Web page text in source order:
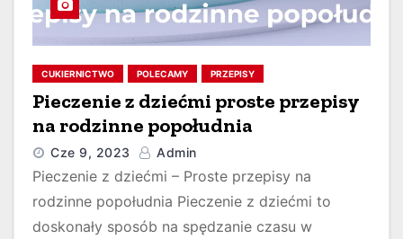
CUKIERNICTWO POLECAMY PRZEPISY
Pieczenie z dziećmi proste przepisy
na rodzinne popołudnia
Cze 9, 2023 Admin
Pieczenie z dziećmi – Proste przepisy na
rodzinne popołudnia Pieczenie z dziećmi to
doskonały sposób na spędzanie czasu w